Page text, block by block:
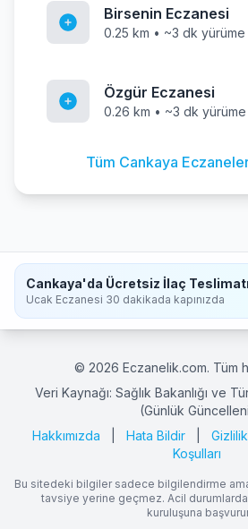
Birsenin Eczanesi
0.25 km • ~3 dk yürüme
Özgür Eczanesi
0.26 km • ~3 dk yürüme
Tüm Cankaya
Cankaya'da Ücretsiz İlaç
Ucak Eczanesi 30 dakikada kapınızda
© 2026 Eczanelik.com. Tüm
Veri Kaynağı: Sağlık Bakanlığı ve
(Günlük
Hakkımızda
Hata Bildir
Koşulları
Bu sitedeki bilgiler sadece bilgilendirme
tavsiye yerine geçmez. Acil durumlarda
kuruluşuna